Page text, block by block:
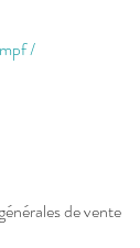
/
de vente